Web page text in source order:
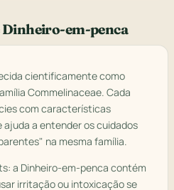
Dinheiro-em-penca
cientificamente como
Commelinaceae. Cada
com características
a entender os cuidados
na mesma família.
a Dinheiro-em-penca contém
irritação ou intoxicação se